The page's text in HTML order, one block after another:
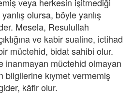
olursa, böyle yanlış
Mesela, Resulullah
ve kabir sualine, ictihad
müctehid, bidat sahibi olur.
inanmayan müctehid olmayan
bilgilerine kıymet vermemiş
kâfir olur.